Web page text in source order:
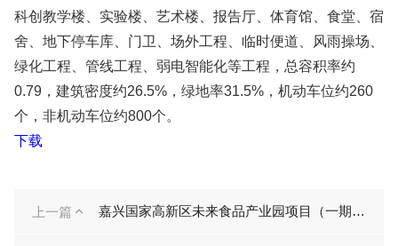
科创教学楼、实验楼、艺术楼、报告厅、体育馆、食堂、宿
舍、地下停车库、门卫、场外工程、临时便道、风雨操场、
绿化工程、管线工程、弱电智能化等工程，总容积率约
0.79，建筑密度约26.5%，绿地率31.5%，机动车位约260
个，非机动车位约800个。
下载
上一篇  嘉兴国家高新区未来食品产业园项目（一期）—新塍大道跨杭州塘桥梁工程